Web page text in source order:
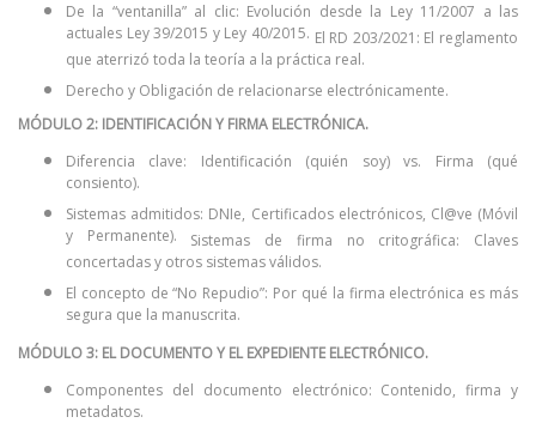
De la “ventanilla” al clic: Evolución desde la Ley 11/2007 a las
actuales Ley 39/2015 y Ley 40/2015. El RD 203/2021: El reglamento
que aterrizó toda la teoría a la práctica real.
Derecho y Obligación de relacionarse electrónicamente.
MÓDULO 2: IDENTIFICACIÓN Y FIRMA ELECTRÓNICA.
Diferencia clave: Identificación (quién soy) vs. Firma (qué
consiento).
Sistemas admitidos: DNIe, Certificados electrónicos, Cl@ve (Móvil
y Permanente). Sistemas de firma no critográfica: Claves
concertadas y otros sistemas válidos.
El concepto de “No Repudio”: Por qué la firma electrónica es más
segura que la manuscrita.
MÓDULO 3: EL DOCUMENTO Y EL EXPEDIENTE ELECTRÓNICO.
Componentes del documento electrónico: Contenido, firma y
metadatos.